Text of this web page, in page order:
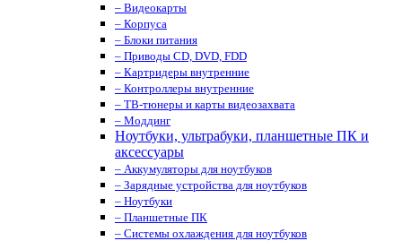
– Видеокарты
– Корпуса
– Блоки питания
– Приводы CD, DVD, FDD
– Картридеры внутренние
– Контроллеры внутренние
– ТВ-тюнеры и карты видеозахвата
– Моддинг
Ноутбуки, ультрабуки, планшетные ПК и
аксессуары
– Аккумуляторы для ноутбуков
– Зарядные устройства для ноутбуков
– Ноутбуки
– Планшетные ПК
– Системы охлаждения для ноутбуков